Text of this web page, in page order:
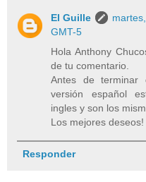
El Guille
GMT-5
Hola Anthony
de tu comentario.
Antes de terminar
versión español
ingles y son los
Los mejores
Responder